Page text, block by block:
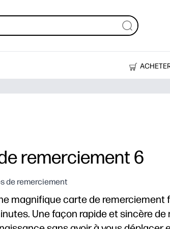
Des
remerciement 6
de remerciement
magnifique carte de remerciement
Une façon rapide et sincère de